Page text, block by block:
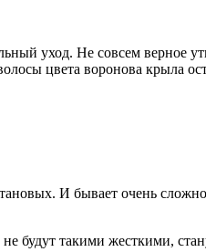
уход. Не совсем верное
цвета воронова крыла
И бывает очень
такими жесткими,